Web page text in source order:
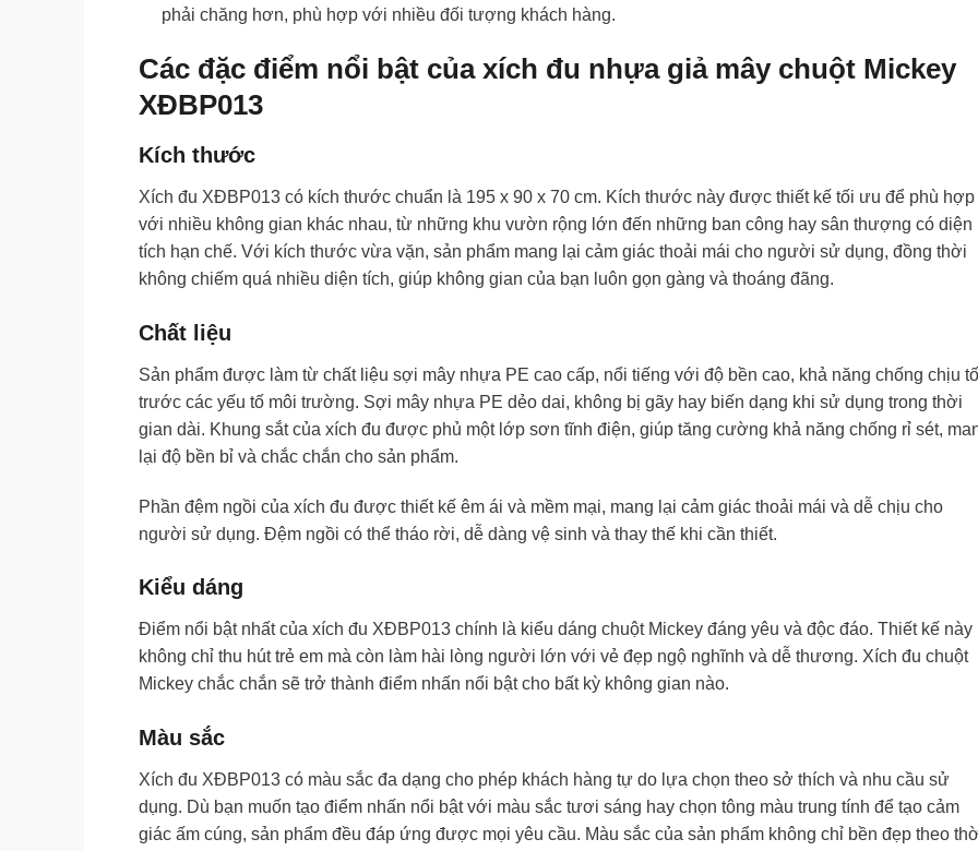
phải chăng hơn, phù hợp với nhiều đối tượng khách hàng.
Các đặc điểm nổi bật của xích đu nhựa giả mây chuột Mickey
XĐBP013
Kích thước
Xích đu XĐBP013 có kích thước chuẩn là 195 x 90 x 70 cm. Kích thước này được thiết kế tối ưu để phù hợp
với nhiều không gian khác nhau, từ những khu vườn rộng lớn đến những ban công hay sân thượng có diện
tích hạn chế. Với kích thước vừa vặn, sản phẩm mang lại cảm giác thoải mái cho người sử dụng, đồng thời
không chiếm quá nhiều diện tích, giúp không gian của bạn luôn gọn gàng và thoáng đãng.
Chất liệu
Sản phẩm được làm từ chất liệu sợi mây nhựa PE cao cấp, nổi tiếng với độ bền cao, khả năng chống chịu
trước các yếu tố môi trường. Sợi mây nhựa PE dẻo dai, không bị gãy hay biến dạng khi sử dụng trong thời
gian dài. Khung sắt của xích đu được phủ một lớp sơn tĩnh điện, giúp tăng cường khả năng chống rỉ sét,
lại độ bền bỉ và chắc chắn cho sản phẩm.
Phần đệm ngồi của xích đu được thiết kế êm ái và mềm mại, mang lại cảm giác thoải mái và dễ chịu cho
người sử dụng. Đệm ngồi có thể tháo rời, dễ dàng vệ sinh và thay thế khi cần thiết.
Kiểu dáng
Điểm nổi bật nhất của xích đu XĐBP013 chính là kiểu dáng chuột Mickey đáng yêu và độc đáo. Thiết kế này
không chỉ thu hút trẻ em mà còn làm hài lòng người lớn với vẻ đẹp ngộ nghĩnh và dễ thương. Xích đu chuột
Mickey chắc chắn sẽ trở thành điểm nhấn nổi bật cho bất kỳ không gian nào.
Màu sắc
Xích đu XĐBP013 có màu sắc đa dạng cho phép khách hàng tự do lựa chọn theo sở thích và nhu cầu sử
dụng. Dù bạn muốn tạo điểm nhấn nổi bật với màu sắc tươi sáng hay chọn tông màu trung tính để tạo cảm
giác ấm cúng, sản phẩm đều đáp ứng được mọi yêu cầu. Màu sắc của sản phẩm không chỉ bền đẹp theo